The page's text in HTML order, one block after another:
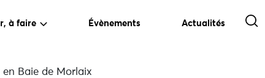
à faire Évènements Actualités
Baie de Morlaix